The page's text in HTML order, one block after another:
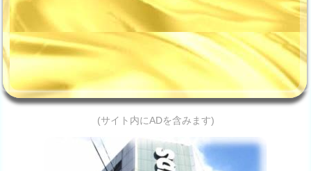
(サイト内にADを含みます)